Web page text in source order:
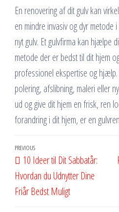
En renovering af dit gulv kan
en mindre invasiv og dyr
nyt gulv. Et gulvfirma kan hjælpe
metode der er bedst til dit hjem
professionel ekspertise og
polering, afslibning, maleri eller
ud og give dit hjem en frisk, ren
forandring i dit hjem, er en
Indlægsnavigation
Previous
Post
PREVIOUS
10 Ideer til Dit Sabbatår:
Hvordan du Udnytter Dine
Friår Bedst Muligt